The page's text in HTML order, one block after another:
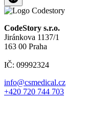
CodeStory s.r.o.
Jiránkova 1137/1
163 00 Praha
IČ: 09992324
info@csmedical.cz
+420 720 744 703